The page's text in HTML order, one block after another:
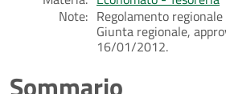
Note: Regolamento
Giunta regionale,
16/01/2012.